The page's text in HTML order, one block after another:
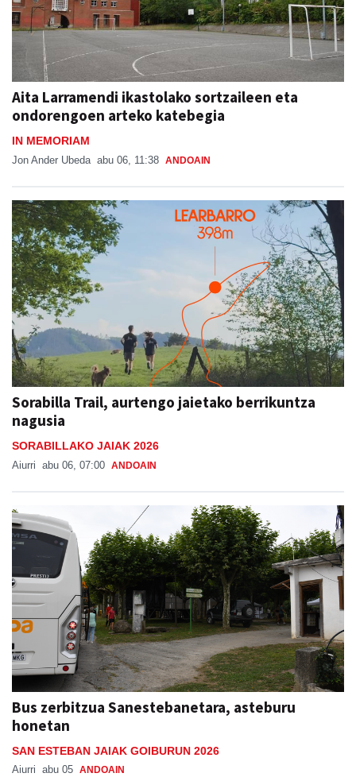
Aita Larramendi ikastolako sortzaileen eta
ondorengoen arteko katebegia
IN MEMORIAM
Jon Ander Ubeda abu 06, 11:38 ANDOAIN
Sorabilla Trail, aurtengo jaietako berrikuntza
nagusia
SORABILLAKO JAIAK 2026
Aiurri abu 06, 07:00 ANDOAIN
Bus zerbitzua Sanestebanetara, asteburu
honetan
SAN ESTEBAN JAIAK GOIBURUN 2026
Aiurri abu 05 ANDOAIN